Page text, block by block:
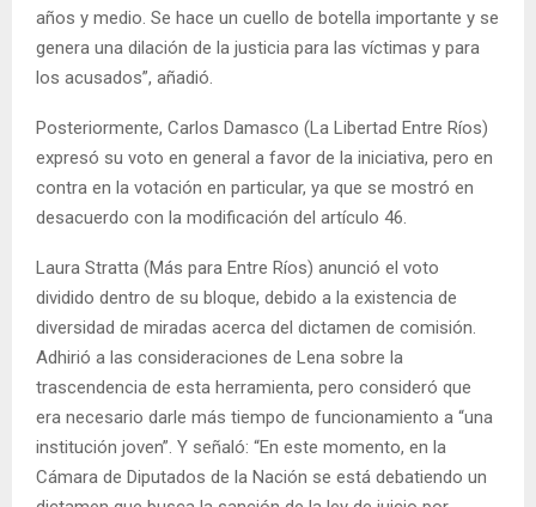
años y medio. Se hace un cuello de botella importante y se
genera una dilación de la justicia para las víctimas y para
los acusados”, añadió.
Posteriormente, Carlos Damasco (La Libertad Entre Ríos)
expresó su voto en general a favor de la iniciativa, pero en
contra en la votación en particular, ya que se mostró en
desacuerdo con la modificación del artículo 46.
Laura Stratta (Más para Entre Ríos) anunció el voto
dividido dentro de su bloque, debido a la existencia de
diversidad de miradas acerca del dictamen de comisión.
Adhirió a las consideraciones de Lena sobre la
trascendencia de esta herramienta, pero consideró que
era necesario darle más tiempo de funcionamiento a “una
institución joven”. Y señaló: “En este momento, en la
Cámara de Diputados de la Nación se está debatiendo un